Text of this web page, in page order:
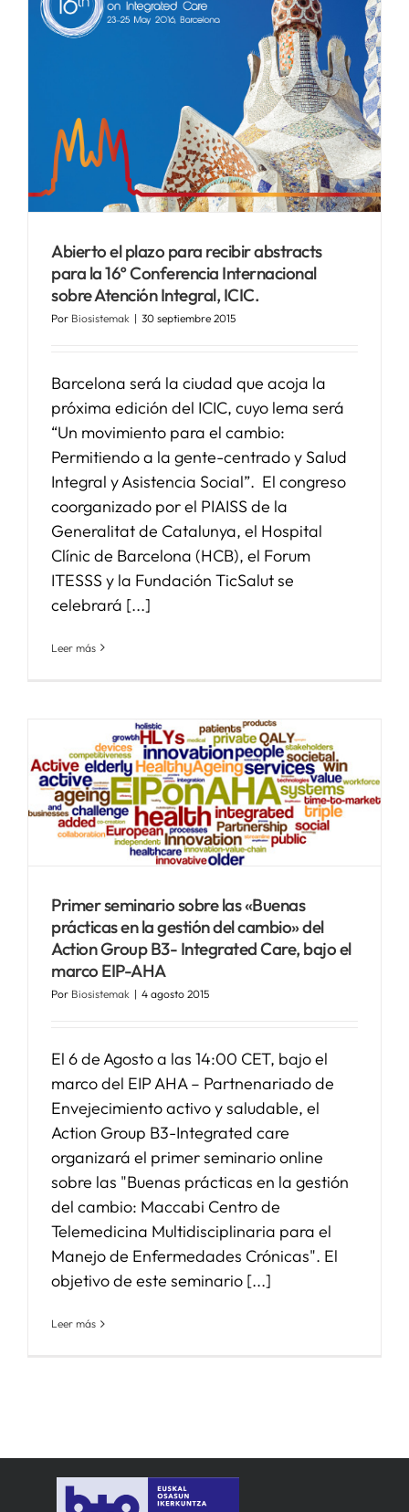
Abierto el plazo para recibir abstracts
para la 16º Conferencia Internacional
sobre Atención Integral, ICIC.
Por Biosistemak | 30 septiembre 2015
Barcelona será la ciudad que acoja la
próxima edición del ICIC, cuyo lema será
“Un movimiento para el cambio:
Permitiendo a la gente-centrado y Salud
Integral y Asistencia Social”. El congreso
coorganizado por el PIAISS de la
Generalitat de Catalunya, el Hospital
Clínic de Barcelona (HCB), el Forum
ITESSS y la Fundación TicSalut se
celebrará [...]
Leer más
Primer seminario sobre las «Buenas
prácticas en la gestión del cambio» del
Action Group B3- Integrated Care, bajo el
marco EIP-AHA
Por Biosistemak | 4 agosto 2015
El 6 de Agosto a las 14:00 CET, bajo el
marco del EIP AHA – Partnenariado de
Envejecimiento activo y saludable, el
Action Group B3-Integrated care
organizará el primer seminario online
sobre las "Buenas prácticas en la gestión
del cambio: Maccabi Centro de
Telemedicina Multidisciplinaria para el
Manejo de Enfermedades Crónicas". El
objetivo de este seminario [...]
Leer más